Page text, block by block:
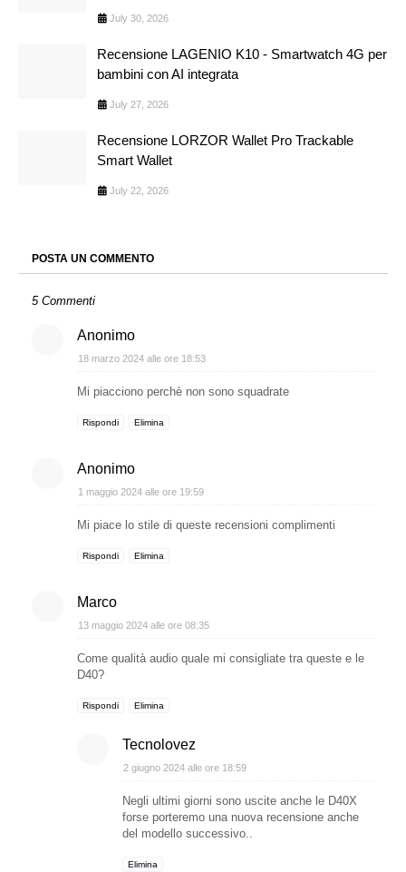
July 30, 2026
Recensione LAGENIO K10 - Smartwatch 4G per
bambini con AI integrata
July 27, 2026
Recensione LORZOR Wallet Pro Trackable
Smart Wallet
July 22, 2026
POSTA UN COMMENTO
5 Commenti
Anonimo
18 marzo 2024 alle ore 18:53
Mi piacciono perchè non sono squadrate
Rispondi Elimina
Anonimo
1 maggio 2024 alle ore 19:59
Mi piace lo stile di queste recensioni complimenti
Rispondi Elimina
Marco
13 maggio 2024 alle ore 08:35
Come qualità audio quale mi consigliate tra queste e le
D40?
Rispondi Elimina
Tecnolovez
2 giugno 2024 alle ore 18:59
Negli ultimi giorni sono uscite anche le D40X
forse porteremo una nuova recensione anche
del modello successivo..
Elimina